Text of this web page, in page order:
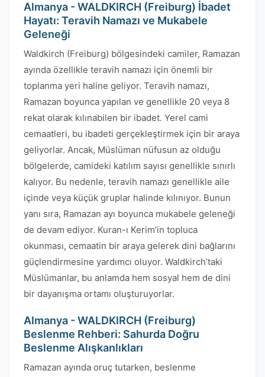
Almanya - WALDKIRCH (Freiburg) İbadet
Hayatı: Teravih Namazı ve Mukabele
Geleneği
Waldkirch (Freiburg) bölgesindeki camiler, Ramazan
ayında özellikle teravih namazı için önemli bir
toplanma yeri haline geliyor. Teravih namazı,
Ramazan boyunca yapılan ve genellikle 20 veya 8
rekat olarak kılınabilen bir ibadet. Yerel cami
cemaatleri, bu ibadeti gerçekleştirmek için bir araya
geliyorlar. Ancak, Müslüman nüfusun az olduğu
bölgelerde, camideki katılım sayısı genellikle sınırlı
kalıyor. Bu nedenle, teravih namazı genellikle aile
içinde veya küçük gruplar halinde kılınıyor. Bunun
yanı sıra, Ramazan ayı boyunca mukabele geleneği
de devam ediyor. Kuran-ı Kerim’in topluca
okunması, cemaatin bir araya gelerek dini bağlarını
güçlendirmesine yardımcı oluyor. Waldkirch’taki
Müslümanlar, bu anlamda hem sosyal hem de dini
bir dayanışma ortamı oluşturuyorlar.
Almanya - WALDKIRCH (Freiburg)
Beslenme Rehberi: Sahurda Doğru
Beslenme Alışkanlıkları
Ramazan ayında oruç tutarken, beslenme